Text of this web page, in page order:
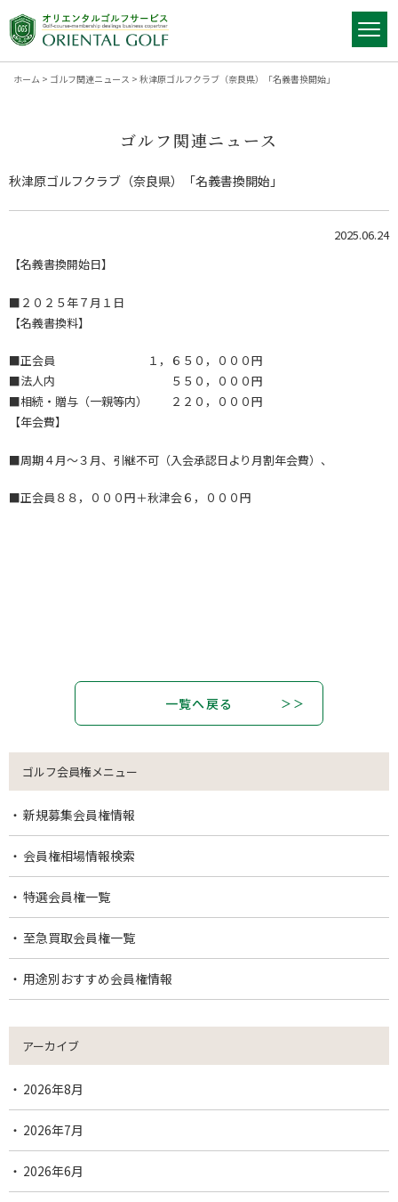
ホーム > ゴルフ関連ニュース > 秋津原ゴルフクラブ（奈良県）「名義書換開始」
ゴルフ関連ニュース
秋津原ゴルフクラブ（奈良県）「名義書換開始」
2025.06.24
【名義書換開始日】
■２０２５年７月１日
【名義書換料】
■正会員 １，６５０，０００円
■法人内 ５５０，０００円
■相続・贈与（一親等内） ２２０，０００円
【年会費】
■周期４月～３月、引継不可（入会承認日より月割年会費）、
■正会員８８，０００円＋秋津会６，０００円
一覧へ戻る
ゴルフ会員権メニュー
新規募集会員権情報
会員権相場情報検索
特選会員権一覧
至急買取会員権一覧
用途別おすすめ会員権情報
アーカイブ
2026年8月
2026年7月
2026年6月